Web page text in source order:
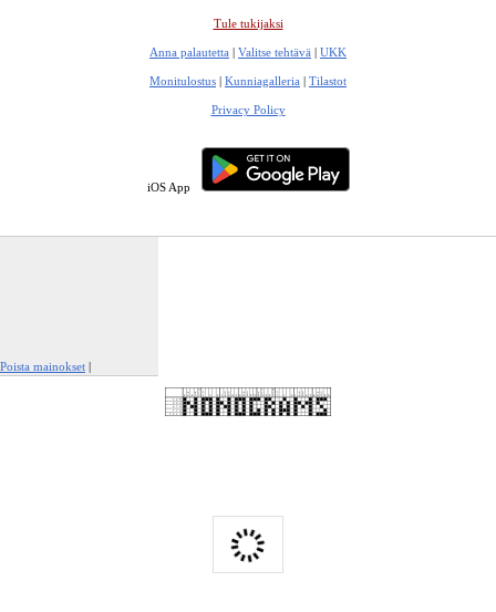
Tule tukijaksi
Anna palautetta | Valitse tehtävä | UKK
Monitulostus | Kunniagalleria | Tilastot
Privacy Policy
iOS App
Poista mainokset |